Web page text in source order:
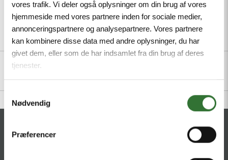
vores trafik. Vi deler også oplysninger om din brug af vores
hjemmeside med vores partnere inden for sociale medier,
annonceringspartnere og analysepartnere. Vores partnere
kan kombinere disse data med andre oplysninger, du har
givet dem, eller som de har indsamlet fra din brug af deres
tjenester.
Samtykkevalg
Nødvendig
Præferencer
Description Specifications Files
CONTACT